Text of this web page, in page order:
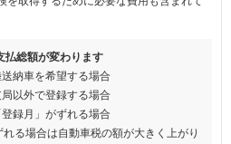
払総額が変わります
納車を希望する場合
以外で登録する場合
録月」がずれる場合
れる場合は自動車税の額が大きく上がり